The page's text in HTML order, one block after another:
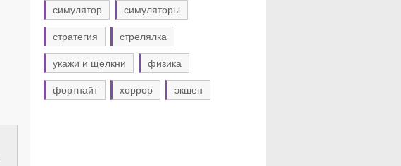
симулятор симуляторы
стратегия стрелялка
укажи и щелкни физика
фортнайт хоррор экшен